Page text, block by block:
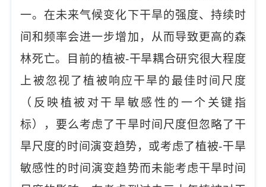
一。在未来气候变化下干旱的强度、持续时
间和频率会进一步增加，从而导致更高的森
林死亡。目前的植被-干旱耦合研究很大程度
上被忽视了植被响应干旱的最佳时间尺度
（反映植被对干旱敏感性的一个关键指
标），要么考虑了干旱时间尺度但忽略了干
旱尺度的时间演变趋势，或考虑了植被-干旱
敏感性的时间演变趋势而未能考虑干旱时间